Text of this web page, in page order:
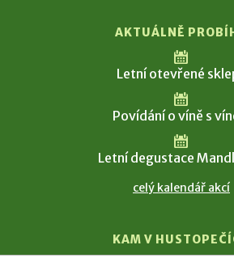
AKTUÁLNĚ
Letní otevřené
Povídání o víně s
Letní degustace
celý kalendář akcí
KAM V